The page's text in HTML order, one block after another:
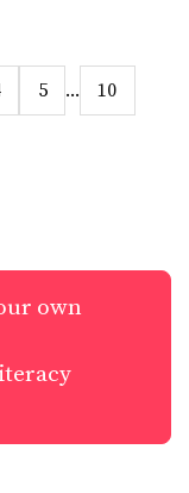
5 ... 10
own